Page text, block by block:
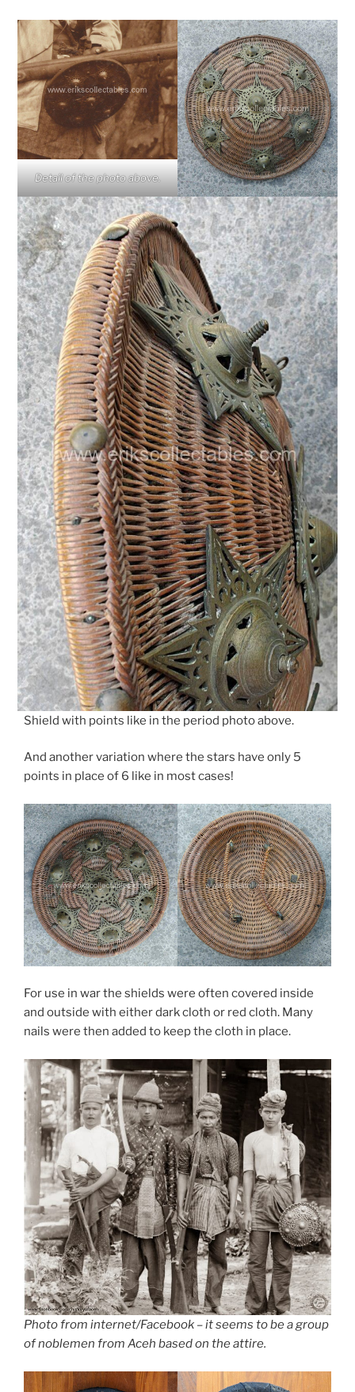
Detail of the photo above.
Shield with points like in the period photo above.
And another variation where the stars have only 5
points in place of 6 like in most cases!
For use in war the shields were often covered inside
and outside with either dark cloth or red cloth. Many
nails were then added to keep the cloth in place.
Photo from internet/Facebook – it seems to be a group
of noblemen from Aceh based on the attire.